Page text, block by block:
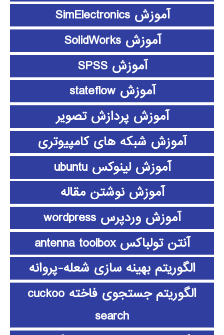
آموزش SimElectronics
آموزش SolidWorks
آموزش SPSS
آموزش stateflow
آموزش پردازش تصویر
آموزش شبکه های کامپیوتری
آموزش لینوکس ubuntu
آموزش نوشتن مقاله
آموزش وردپرس wordpress
آنتن تولباکس antenna toolbox
الگوریتم بهینه سازی شعله-پروانه
الگوریتم جستجوی فاخته cuckoo
search